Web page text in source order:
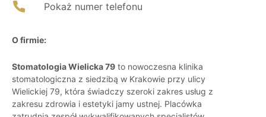
Pokaż numer telefonu
O firmie:
Stomatologia Wielicka 79 to nowoczesna klinika
stomatologiczna z siedzibą w Krakowie przy ulicy
Wielickiej 79, która świadczy szeroki zakres usług z
zakresu zdrowia i estetyki jamy ustnej. Placówka